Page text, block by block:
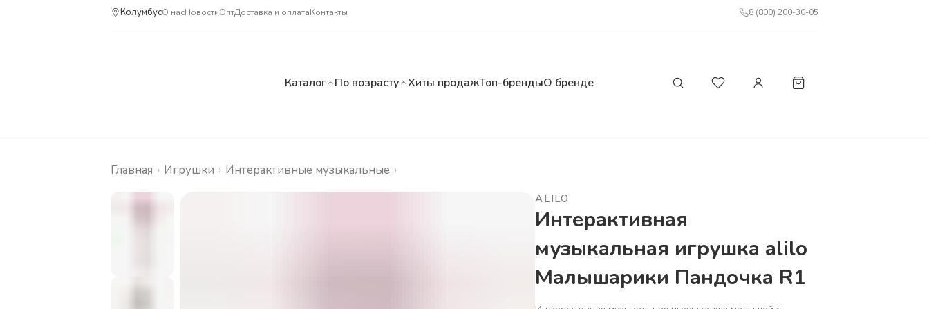
КолумбусО насНовостиОптДоставка и оплатаКонтакты 8 (800) 200-30-05
Каталог По возрасту Хиты продажТоп-брендыО бренде
Главная › Игрушки › Интерактивные музыкальные ›
ALILO
Интерактивная
музыкальная игрушка alilo
Малышарики Пандочка R1